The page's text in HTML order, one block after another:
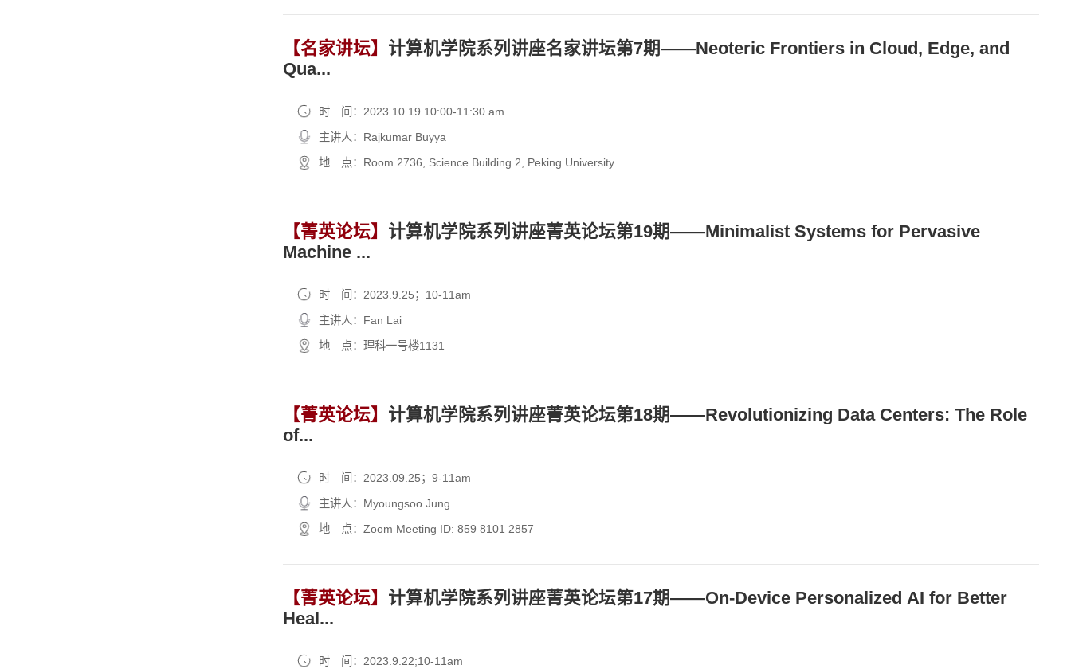
【名家讲坛】 计算机学院系列讲座名家讲坛第7期——Neoteric Frontiers in Cloud, Edge, and
Qua...
时 间：2023.10.19 10:00-11:30 am
主讲人：Rajkumar Buyya
地 点：Room 2736, Science Building 2, Peking University
【菁英论坛】 计算机学院系列讲座菁英论坛第19期——Minimalist Systems for Pervasive
Machine ...
时 间：2023.9.25；10-11am
主讲人：Fan Lai
地 点：理科一号楼1131
【菁英论坛】 计算机学院系列讲座菁英论坛第18期——Revolutionizing Data Centers: The Role
of...
时 间：2023.09.25；9-11am
主讲人：Myoungsoo Jung
地 点：Zoom Meeting ID: 859 8101 2857
【菁英论坛】 计算机学院系列讲座菁英论坛第17期——On-Device Personalized AI for Better
Heal...
时 间：2023.9.22;10-11am